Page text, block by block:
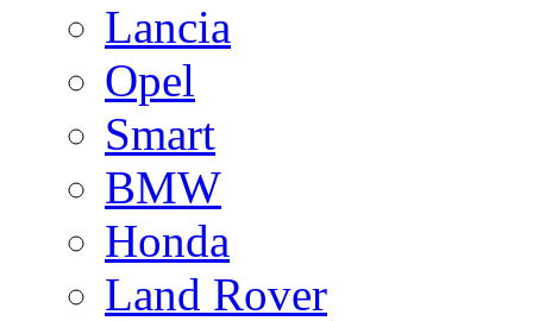
Lancia
Opel
Smart
BMW
Honda
Land Rover